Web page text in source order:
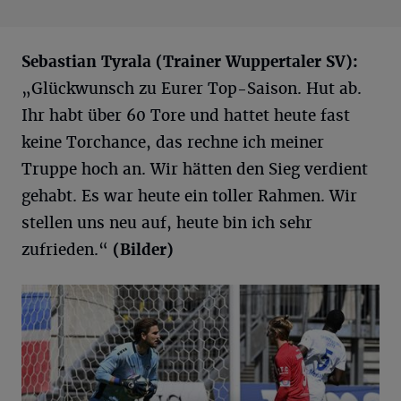
Sebastian Tyrala (Trainer Wuppertaler SV):
„Glückwunsch zu Eurer Top-Saison. Hut ab.
Ihr habt über 60 Tore und hattet heute fast
keine Torchance, das rechne ich meiner
Truppe hoch an. Wir hätten den Sieg verdient
gehabt. Es war heute ein toller Rahmen. Wir
stellen uns neu auf, heute bin ich sehr
zufrieden.“ (Bilder)